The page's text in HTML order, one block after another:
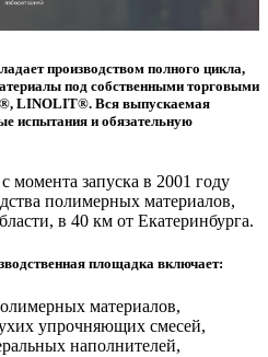
производством полного цикла,
под собственными торговыми
LINOLIT®. Вся выпускаемая
испытания и обязательную
момента запуска в 2001 году
полимерных материалов,
в 40 км от Екатеринбурга.
площадка включает:
материалов,
упрочняющих смесей,
наполнителей,